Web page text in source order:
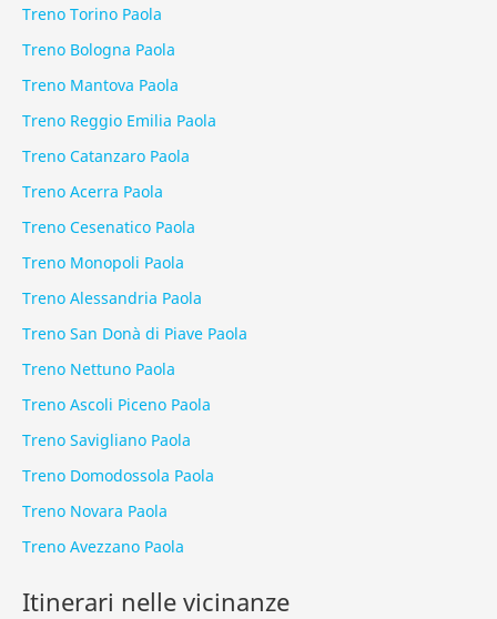
Treno Torino Paola
Treno Bologna Paola
Treno Mantova Paola
Treno Reggio Emilia Paola
Treno Catanzaro Paola
Treno Acerra Paola
Treno Cesenatico Paola
Treno Monopoli Paola
Treno Alessandria Paola
Treno San Donà di Piave Paola
Treno Nettuno Paola
Treno Ascoli Piceno Paola
Treno Savigliano Paola
Treno Domodossola Paola
Treno Novara Paola
Treno Avezzano Paola
Itinerari nelle vicinanze